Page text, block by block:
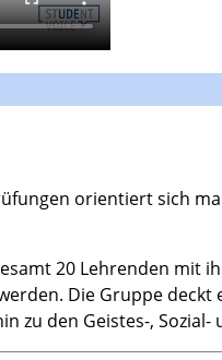
orientiert sich
20 Lehrenden mit
Die Gruppe
zu den Geistes-,